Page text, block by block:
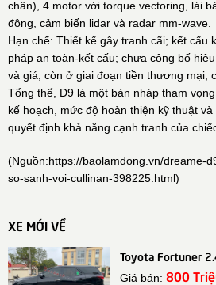
chân), 4 motor với torque vectoring, lái
động, cảm biến lidar và radar mm-wave.
Hạn chế: Thiết kế gây tranh cãi; kết cấu
pháp an toàn-kết cấu; chưa công bố
và giá; còn ở giai đoạn tiền thương mại,
Tổng thể, D9 là một bản nháp tham
kế hoạch, mức độ hoàn thiện kỹ thuật
quyết định khả năng cạnh tranh của
(Nguồn:https://baolamdong.vn/dreame-
so-sanh-voi-cullinan-398225.html)
XE MỚI VỀ
Toyota Fortuner
Giá bán:800